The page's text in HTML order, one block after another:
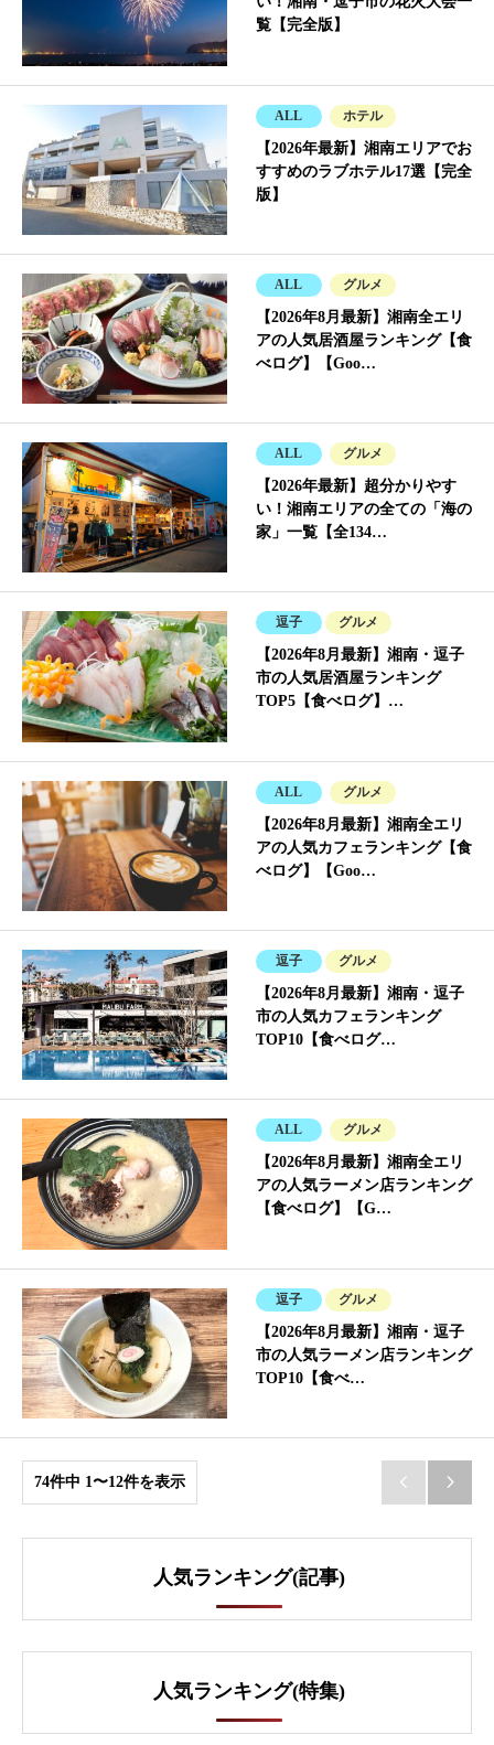
覧【完全版】
ALL ホテル
【2026年最新】湘南エリアでお
すすめのラブホテル17選【完全
版】
ALL グルメ
【2026年8月最新】湘南全エリ
アの人気居酒屋ランキング【食
べログ】【Goo…
ALL グルメ
【2026年最新】超分かりやす
い！湘南エリアの全ての「海の
家」一覧【全134…
逗子 グルメ
【2026年8月最新】湘南・逗子
市の人気居酒屋ランキング
TOP5【食べログ】…
ALL グルメ
【2026年8月最新】湘南全エリ
アの人気カフェランキング【食
べログ】【Goo…
逗子 グルメ
【2026年8月最新】湘南・逗子
市の人気カフェランキング
TOP10【食べログ…
ALL グルメ
【2026年8月最新】湘南全エリ
アの人気ラーメン店ランキング
【食べログ】【G…
逗子 グルメ
【2026年8月最新】湘南・逗子
市の人気ラーメン店ランキング
TOP10【食べ…
74件中 1〜12件を表示  
人気ランキング(記事)
人気ランキング(特集)